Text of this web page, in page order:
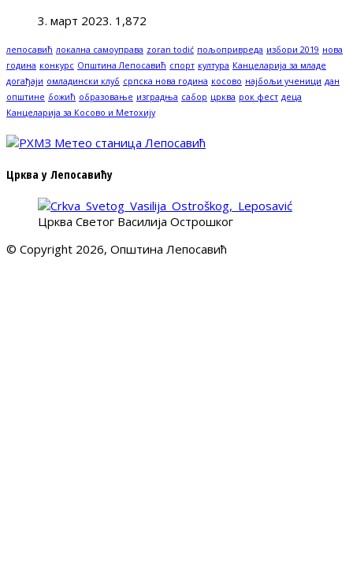
3. март 2023. 1,872
лепосавић локална самоуправа zoran todić пољопривреда избори 2019 нова
година конкурс Општина Лепосавић спорт култура Канцеларија за младе
догађаји омладински клуб српска нова година косово најбољи ученици дан
општине божић образовање изградња сабор црква рок фест деца
Канцеларија за Косово и Метохију
Црква у Лепосавићу
Црква Светог Василија Острошког
© Copyright 2026, Општина Лепосавић